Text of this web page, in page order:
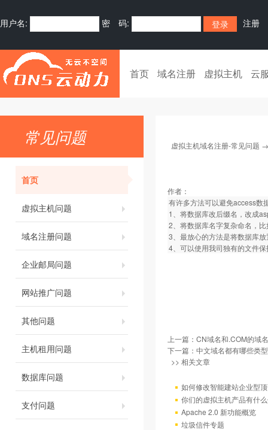
用户名: 密 码: 注册
首页 域名注册 虚拟主机 云
常见问题
首页
虚拟主机问题
域名注册问题
企业邮局问题
网站推广问题
其他问题
主机租用问题
数据库问题
支付问题
虚拟主机域名注册-常见问题
作者：
有许多方法可以避免access数
1、将数据库改后缀名，改成
2、将数据库名字复杂命名，
3、最放心的方法是将数据库
4、可以使用我司独有的文件
上一篇： CN域名和.COM的域
下一篇： 中文域名都有哪些类
>> 相关文章
如何修改智能建站企业型
你们的虚拟主机产品有什
Apache 2.0 新功能概览
垃圾信件专题